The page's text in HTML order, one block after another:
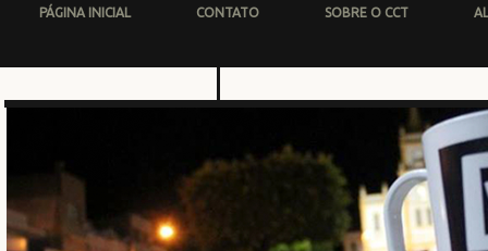
PÁGINA INICIAL CONTATO SOBRE O CCT